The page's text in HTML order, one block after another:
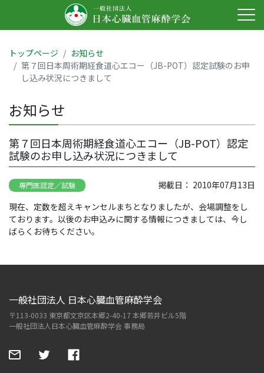
トップページ
お知らせ
第７回日本周術期経食道心エコー（JB-POT）認定試験のお申
し込み状況につきまして
お知らせ
第７回日本周術期経食道心エコー（JB-POT）認定
試験のお申し込み状況につきまして
専門医認定／試験
掲載日： 2010年07月13日
現在、定数を超えキャンセルまちとなりましたが、会場調整をし
ております。以後のお申込みに関する情報につきましては、今し
ばらくお待ちください。
一般社団法人 日本心臓血管麻酔学会
〒113-0033 東京都文京区本郷2-40-17 本郷若井ビル5階
一般社団法人日本心臓血管麻酔学会 事務局